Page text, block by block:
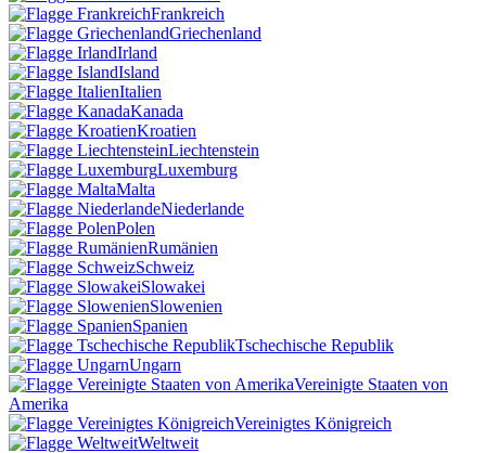
Frankreich
Griechenland
Irland
Island
Italien
Kanada
Kroatien
Liechtenstein
Luxemburg
Malta
Niederlande
Polen
Rumänien
Schweiz
Slowakei
Slowenien
Spanien
Tschechische Republik
Ungarn
Vereinigte Staaten von
Amerika
Vereinigtes Königreich
Weltweit